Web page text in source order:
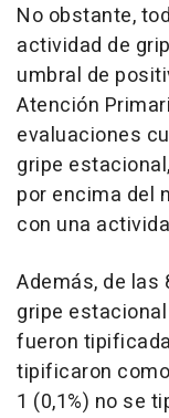
No obstante,
actividad de
umbral de
Atención
evaluaciones
gripe
por encima del
con una
Además, de
gripe
fueron
tipificaron
1 (0,1%) no se